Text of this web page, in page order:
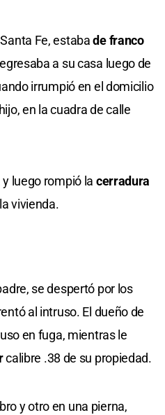
Fe, estabade franco
a su casa luego de
irrumpió en el domicilio
en la cuadra de calle
luego rompió la cerradura
vivienda.
se despertó por los
al intruso. El dueño de
en fuga, mientras le
calibre .38 de su propiedad.
y otro en una pierna,